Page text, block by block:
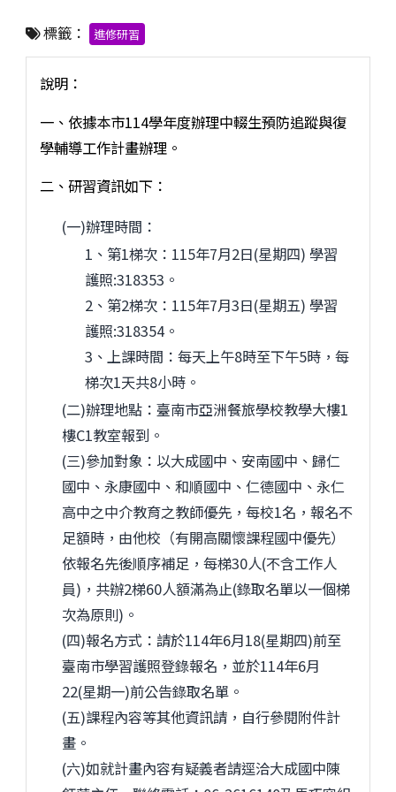
標籤： 進修研習
說明：
一、依據本市114學年度辦理中輟生預防追蹤與復
學輔導工作計畫辦理。
二、研習資訊如下：
(一)辦理時間：
1、第1梯次：115年7月2日(星期四) 學習
護照:318353。
2、第2梯次：115年7月3日(星期五) 學習
護照:318354。
3、上課時間：每天上午8時至下午5時，每
梯次1天共8小時。
(二)辦理地點：臺南市亞洲餐旅學校教學大樓1
樓C1教室報到。
(三)參加對象：以大成國中、安南國中、歸仁
國中、永康國中、和順國中、仁德國中、永仁
高中之中介教育之教師優先，每校1名，報名不
足額時，由他校（有開高關懷課程國中優先）
依報名先後順序補足，每梯30人(不含工作人
員)，共辦2梯60人額滿為止(錄取名單以一個梯
次為原則)。
(四)報名方式：請於114年6月18(星期四)前至
臺南市學習護照登錄報名，並於114年6月
22(星期一)前公告錄取名單。
(五)課程內容等其他資訊請，自行參閱附件計
畫。
(六)如就計畫內容有疑義者請逕洽大成國中陳